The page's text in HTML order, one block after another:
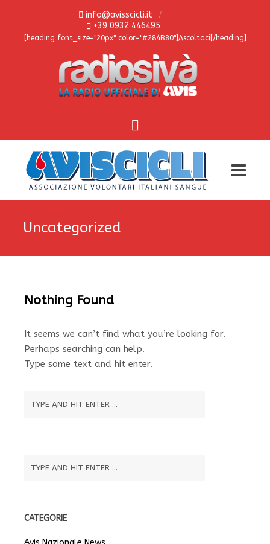
info@avisscicli.it
+39 0932 446495
[heading font_size="20px" color="#284B80"]Ascoltaci[/heading]
Uncategorized
Nothing Found
It seems we can’t find what you’re looking for.
Perhaps searching can help.
Type some text and hit enter.
CATEGORIE